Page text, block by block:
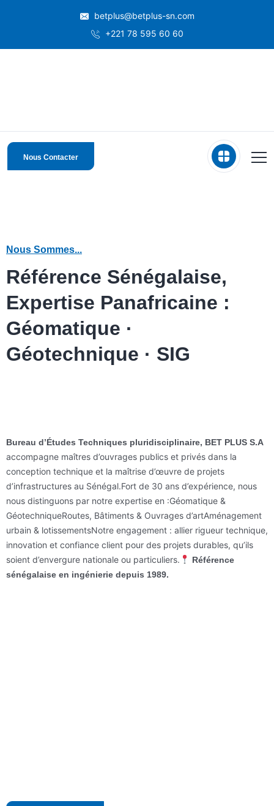
betplus@betplus-sn.com
+221 78 595 60 60
Nous Contacter
Nous Sommes...
Référence Sénégalaise,
Expertise Panafricaine :
Géomatique ·
Géotechnique · SIG
Bureau d’Études Techniques pluridisciplinaire, BET PLUS S.A
accompagne maîtres d’ouvrages publics et privés dans la
conception technique et la maîtrise d’œuvre de projets
d’infrastructures au Sénégal.Fort de 30 ans d’expérience, nous
nous distinguons par notre expertise en :Géomatique &
GéotechniqueRoutes, Bâtiments & Ouvrages d’artAménagement
urbain & lotissementsNotre engagement : allier rigueur technique,
innovation et confiance client pour des projets durables, qu’ils
soient d’envergure nationale ou particuliers.
Référence
sénégalaise en ingénierie depuis 1989.